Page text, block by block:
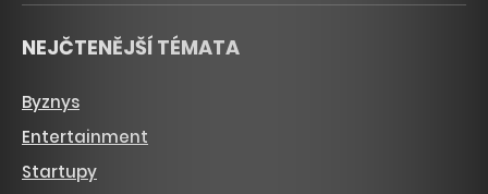
NEJČTENĚJŠÍ TÉMATA
Byznys
Entertainment
Startupy